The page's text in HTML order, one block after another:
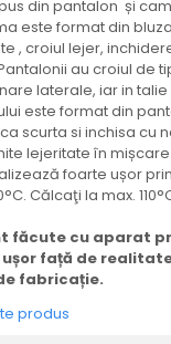
din pantalon și
este format din
, croiul lejer,
au croiul de
laterale, iar in talie
este format din
scurta si inchisa cu
lejeritate în mișcare.
foarte ușor
Călcaţi la max.
făcute cu aparat
față de
fabricație.
produs